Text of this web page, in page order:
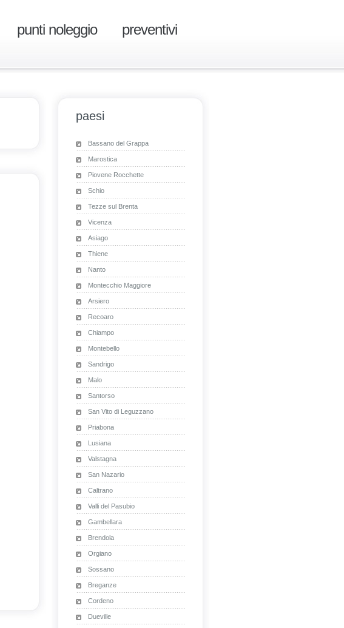
punti noleggio preventivi
paesi
Bassano del Grappa
Marostica
Piovene Rocchette
Schio
Tezze sul Brenta
Vicenza
Asiago
Thiene
Nanto
Montecchio Maggiore
Arsiero
Recoaro
Chiampo
Montebello
Sandrigo
Malo
Santorso
San Vito di Leguzzano
Priabona
Lusiana
Valstagna
San Nazario
Caltrano
Valli del Pasubio
Gambellara
Brendola
Orgiano
Sossano
Breganze
Cordeno
Dueville